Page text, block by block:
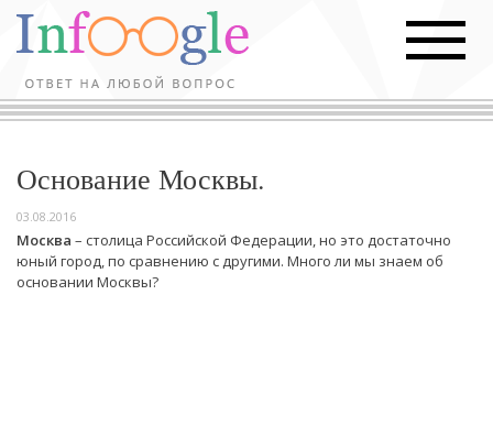
Основание Москвы.
03.08.2016
Москва – столица Российской Федерации, но это достаточно
юный город, по сравнению с другими. Много ли мы знаем об
основании Москвы?